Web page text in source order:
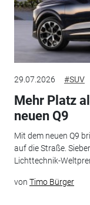
29.07.2026 #SUV
Mehr Platz
neuen Q9
Mit dem neuen Q9
auf die Straße.
Lichttechnik-
von Timo Bürger